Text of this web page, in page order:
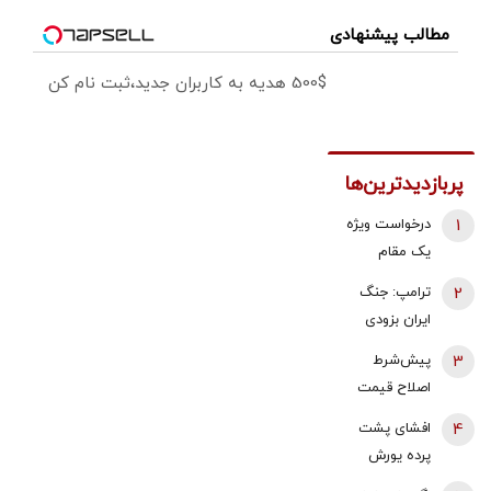
مطالب پیشنهادی
500$ هدیه به کاربران جدید،ثبت نام کن
پربازدیدترین‌ها
درخواست ویژه
یک مقام
جوانان: اگر
تفاهم ایران و
آمریکارا برای
آینده ایران
آن را با صدای
بلند مطالبه
1
ترامپ: جنگ
ایران بزودی
تامین برخی
مهمات
«محدودتر»
شده است |
ممکن است به
2
پیش‌شرط
اصلاح قیمت
کاشی:
اصلاحات
3
افشای پشت
پرده یورش
4